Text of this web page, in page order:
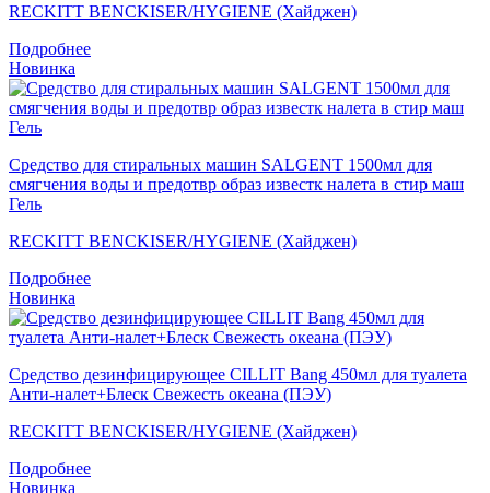
RECKITT BENCKISER/HYGIENE (Хайджен)
Подробнее
Новинка
Средство для стиральных машин SALGENT 1500мл для
смягчения воды и предотвр образ известк налета в стир маш
Гель
RECKITT BENCKISER/HYGIENE (Хайджен)
Подробнее
Новинка
Средство дезинфицирующее CILLIT Bang 450мл для туалета
Анти-налет+Блеск Свежесть океана (ПЭУ)
RECKITT BENCKISER/HYGIENE (Хайджен)
Подробнее
Новинка